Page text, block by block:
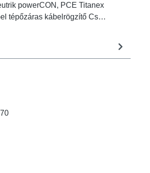
powerCON, PCE Titanex
tépőzáras kábelrögzítő Cs…